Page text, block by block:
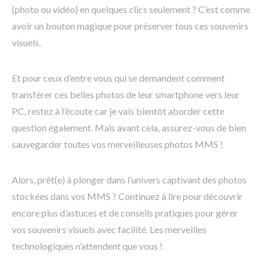
(photo ou vidéo) en quelques clics seulement ? C’est comme
avoir un bouton magique pour préserver tous ces souvenirs
visuels.
Et pour ceux d’entre vous qui se demandent comment
transférer ces belles photos de leur smartphone vers leur
PC, restez à l’écoute car je vais bientôt aborder cette
question également. Mais avant cela, assurez-vous de bien
sauvegarder toutes vos merveilleuses photos MMS !
Alors, prêt(e) à plonger dans l’univers captivant des photos
stockées dans vos MMS ? Continuez à lire pour découvrir
encore plus d’astuces et de conseils pratiques pour gérer
vos souvenirs visuels avec facilité. Les merveilles
technologiques n’attendent que vous !